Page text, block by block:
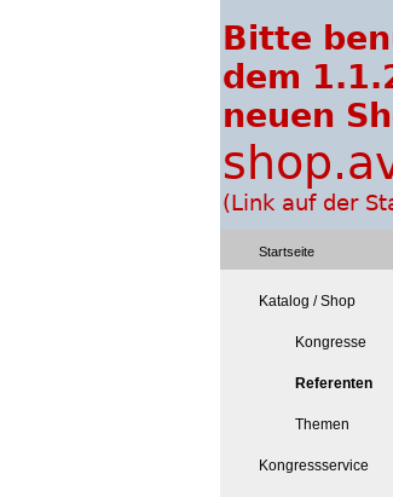
Startseite
Katalog / Shop
Kongresse
Referenten
Themen
Kongressservice